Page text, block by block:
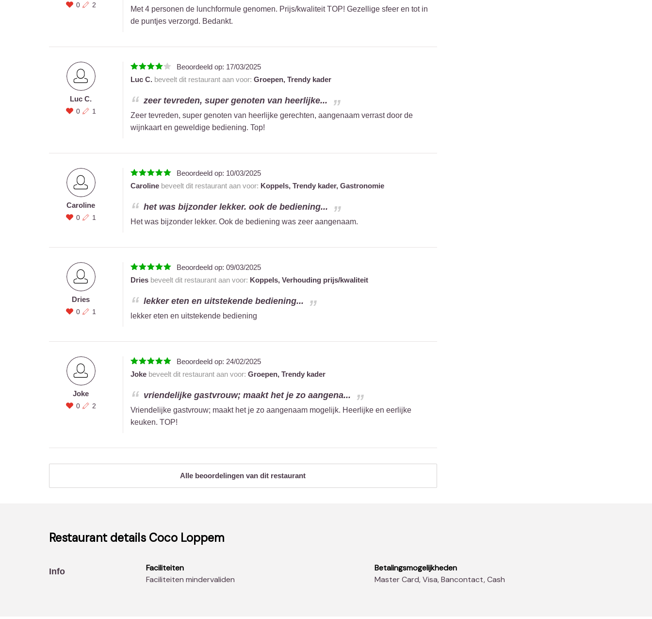
0 2
Met 4 personen de lunchformule genomen. Prijs/kwaliteit TOP! Gezellige sfeer en tot in
de puntjes verzorgd. Bedankt.
Luc C.
0 1
Beoordeeld op: 17/03/2025
Luc C.beveelt dit restaurant aan voor: Groepen, Trendy kader
zeer tevreden, super genoten van heerlijke...
Zeer tevreden, super genoten van heerlijke gerechten, aangenaam verrast door de
wijnkaart en geweldige bediening. Top!
Caroline
0 1
Beoordeeld op: 10/03/2025
Carolinebeveelt dit restaurant aan voor: Koppels, Trendy kader, Gastronomie
het was bijzonder lekker. ook de bediening...
Het was bijzonder lekker. Ook de bediening was zeer aangenaam.
Dries
0 1
Beoordeeld op: 09/03/2025
Driesbeveelt dit restaurant aan voor: Koppels, Verhouding prijs/kwaliteit
lekker eten en uitstekende bediening...
lekker eten en uitstekende bediening
Joke
0 2
Beoordeeld op: 24/02/2025
Jokebeveelt dit restaurant aan voor: Groepen, Trendy kader
vriendelijke gastvrouw; maakt het je zo aangena...
Vriendelijke gastvrouw; maakt het je zo aangenaam mogelijk. Heerlijke en eerlijke
keuken. TOP!
Alle beoordelingen van dit restaurant
Restaurant details Coco Loppem
Info
Faciliteiten
Faciliteiten mindervaliden
Betalingsmogelijkheden
Master Card, Visa, Bancontact, Cash